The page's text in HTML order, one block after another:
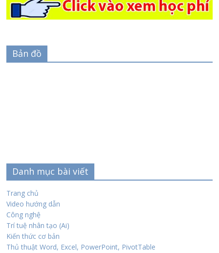
Bản đồ
Danh mục bài viết
Trang chủ
Video hướng dẫn
Công nghệ
Trí tuệ nhân tạo (Ai)
Kiến thức cơ bản
Thủ thuật Word, Excel, PowerPoint, PivotTable